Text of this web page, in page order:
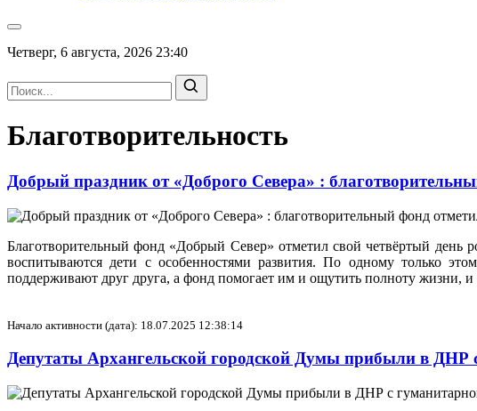
Четверг, 6 августа, 2026 23:40
Благотворительность
Добрый праздник от «Доброго Севера» :
Благотворительный фонд «Добрый Север» отметил свой четвёртый день
воспитываются дети с особенностями развития. По одному только
поддерживают друг друга, а фонд помогает им и ощутить полноту жизни,
Начало активности (дата): 18.07.2025 12:38:14
Депутаты Архангельской городской Думы прибыли в ДНР